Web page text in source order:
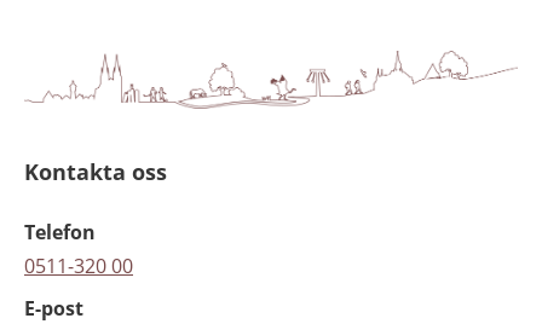
Kontakta oss
Telefon
0511-320 00
E-post